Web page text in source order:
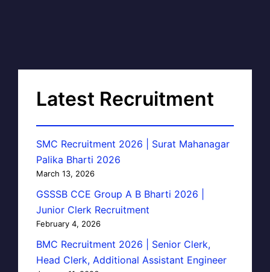
Latest Recruitment
SMC Recruitment 2026 | Surat Mahanagar
Palika Bharti 2026
March 13, 2026
GSSSB CCE Group A B Bharti 2026 |
Junior Clerk Recruitment
February 4, 2026
BMC Recruitment 2026 | Senior Clerk,
Head Clerk, Additional Assistant Engineer